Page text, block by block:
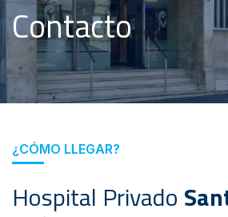
Contacto
¿CÓMO LLEGAR?
Hospital Privado